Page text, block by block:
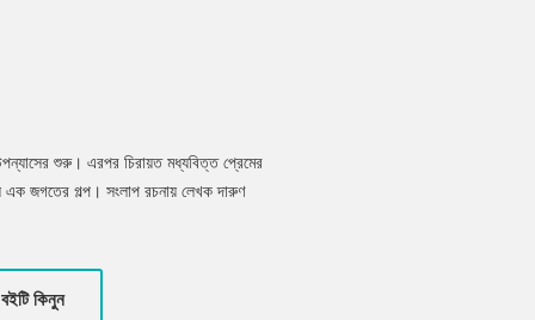
শুরু। এরপর চিরায়ত মধ্যবিত্ত প্রেমের
জগতের গল্প। সংলাপ রচনায় লেখক দারুণ
পুরো উপন্যাসজুড়ে। সুখপাঠ্য একটি
বইটি কিনুন